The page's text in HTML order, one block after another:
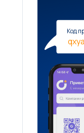
Код